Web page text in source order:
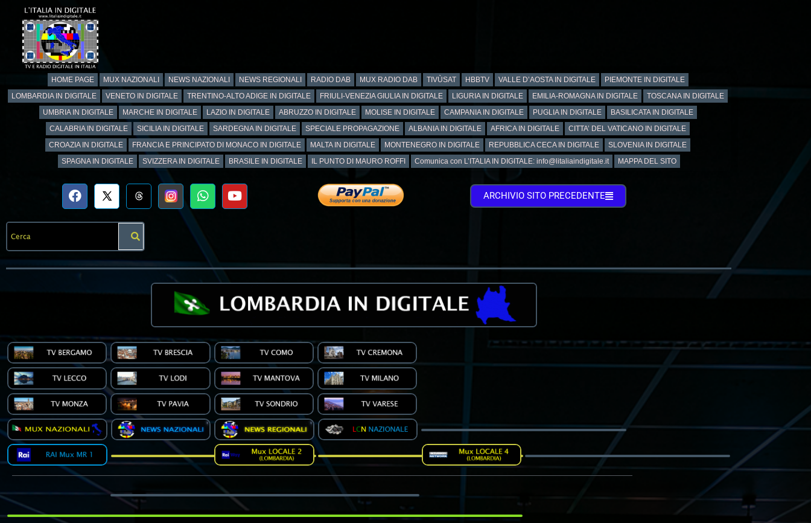
HOME PAGE MUX NAZIONALI NEWS NAZIONALI NEWS REGIONALI RADIO DAB MUX RADIO DAB TIVÙSAT HBBTV VALLE D’AOSTA IN DIGITALE
PIEMONTE IN DIGITALE
LOMBARDIA IN DIGITALE
VENETO IN DIGITALE TRENTINO-ALTO ADIGE IN DIGITALE FRIULI-VENEZIA GIULIA IN DIGITALE LIGURIA IN DIGITALE EMILIA-ROMAGNA IN DIGITALE
TOSCANA IN DIGITALE
UMBRIA IN DIGITALE
MARCHE IN DIGITALE LAZIO IN DIGITALE ABRUZZO IN DIGITALE MOLISE IN DIGITALE CAMPANIA IN DIGITALE PUGLIA IN DIGITALE
BASILICATA IN DIGITALE
CALABRIA IN DIGITALE
SICILIA IN DIGITALE SARDEGNA IN DIGITALE SPECIALE PROPAGAZIONE ALBANIA IN DIGITALE AFRICA IN DIGITALE
CITTA’ DEL VATICANO IN DIGITALE
CROAZIA IN DIGITALE
FRANCIA E PRINCIPATO DI MONACO IN DIGITALE MALTA IN DIGITALE MONTENEGRO IN DIGITALE REPUBBLICA CECA IN DIGITALE
SLOVENIA IN DIGITALE
SPAGNA IN DIGITALE
SVIZZERA IN DIGITALE BRASILE IN DIGITALE IL PUNTO DI MAURO ROFFI Comunica con L’ITALIA IN DIGITALE: info@litaliaindigitale.it MAPPA DEL SITO
ARCHIVIO SITO PRECEDENTE